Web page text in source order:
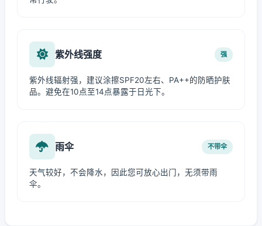
紫外线强度 强
紫外线辐射强，建议涂擦SPF20左右、PA++的防晒护肤
品。避免在10点至14点暴露于日光下。
雨伞 不带伞
天气较好，不会降水，因此您可放心出门，无须带雨
伞。